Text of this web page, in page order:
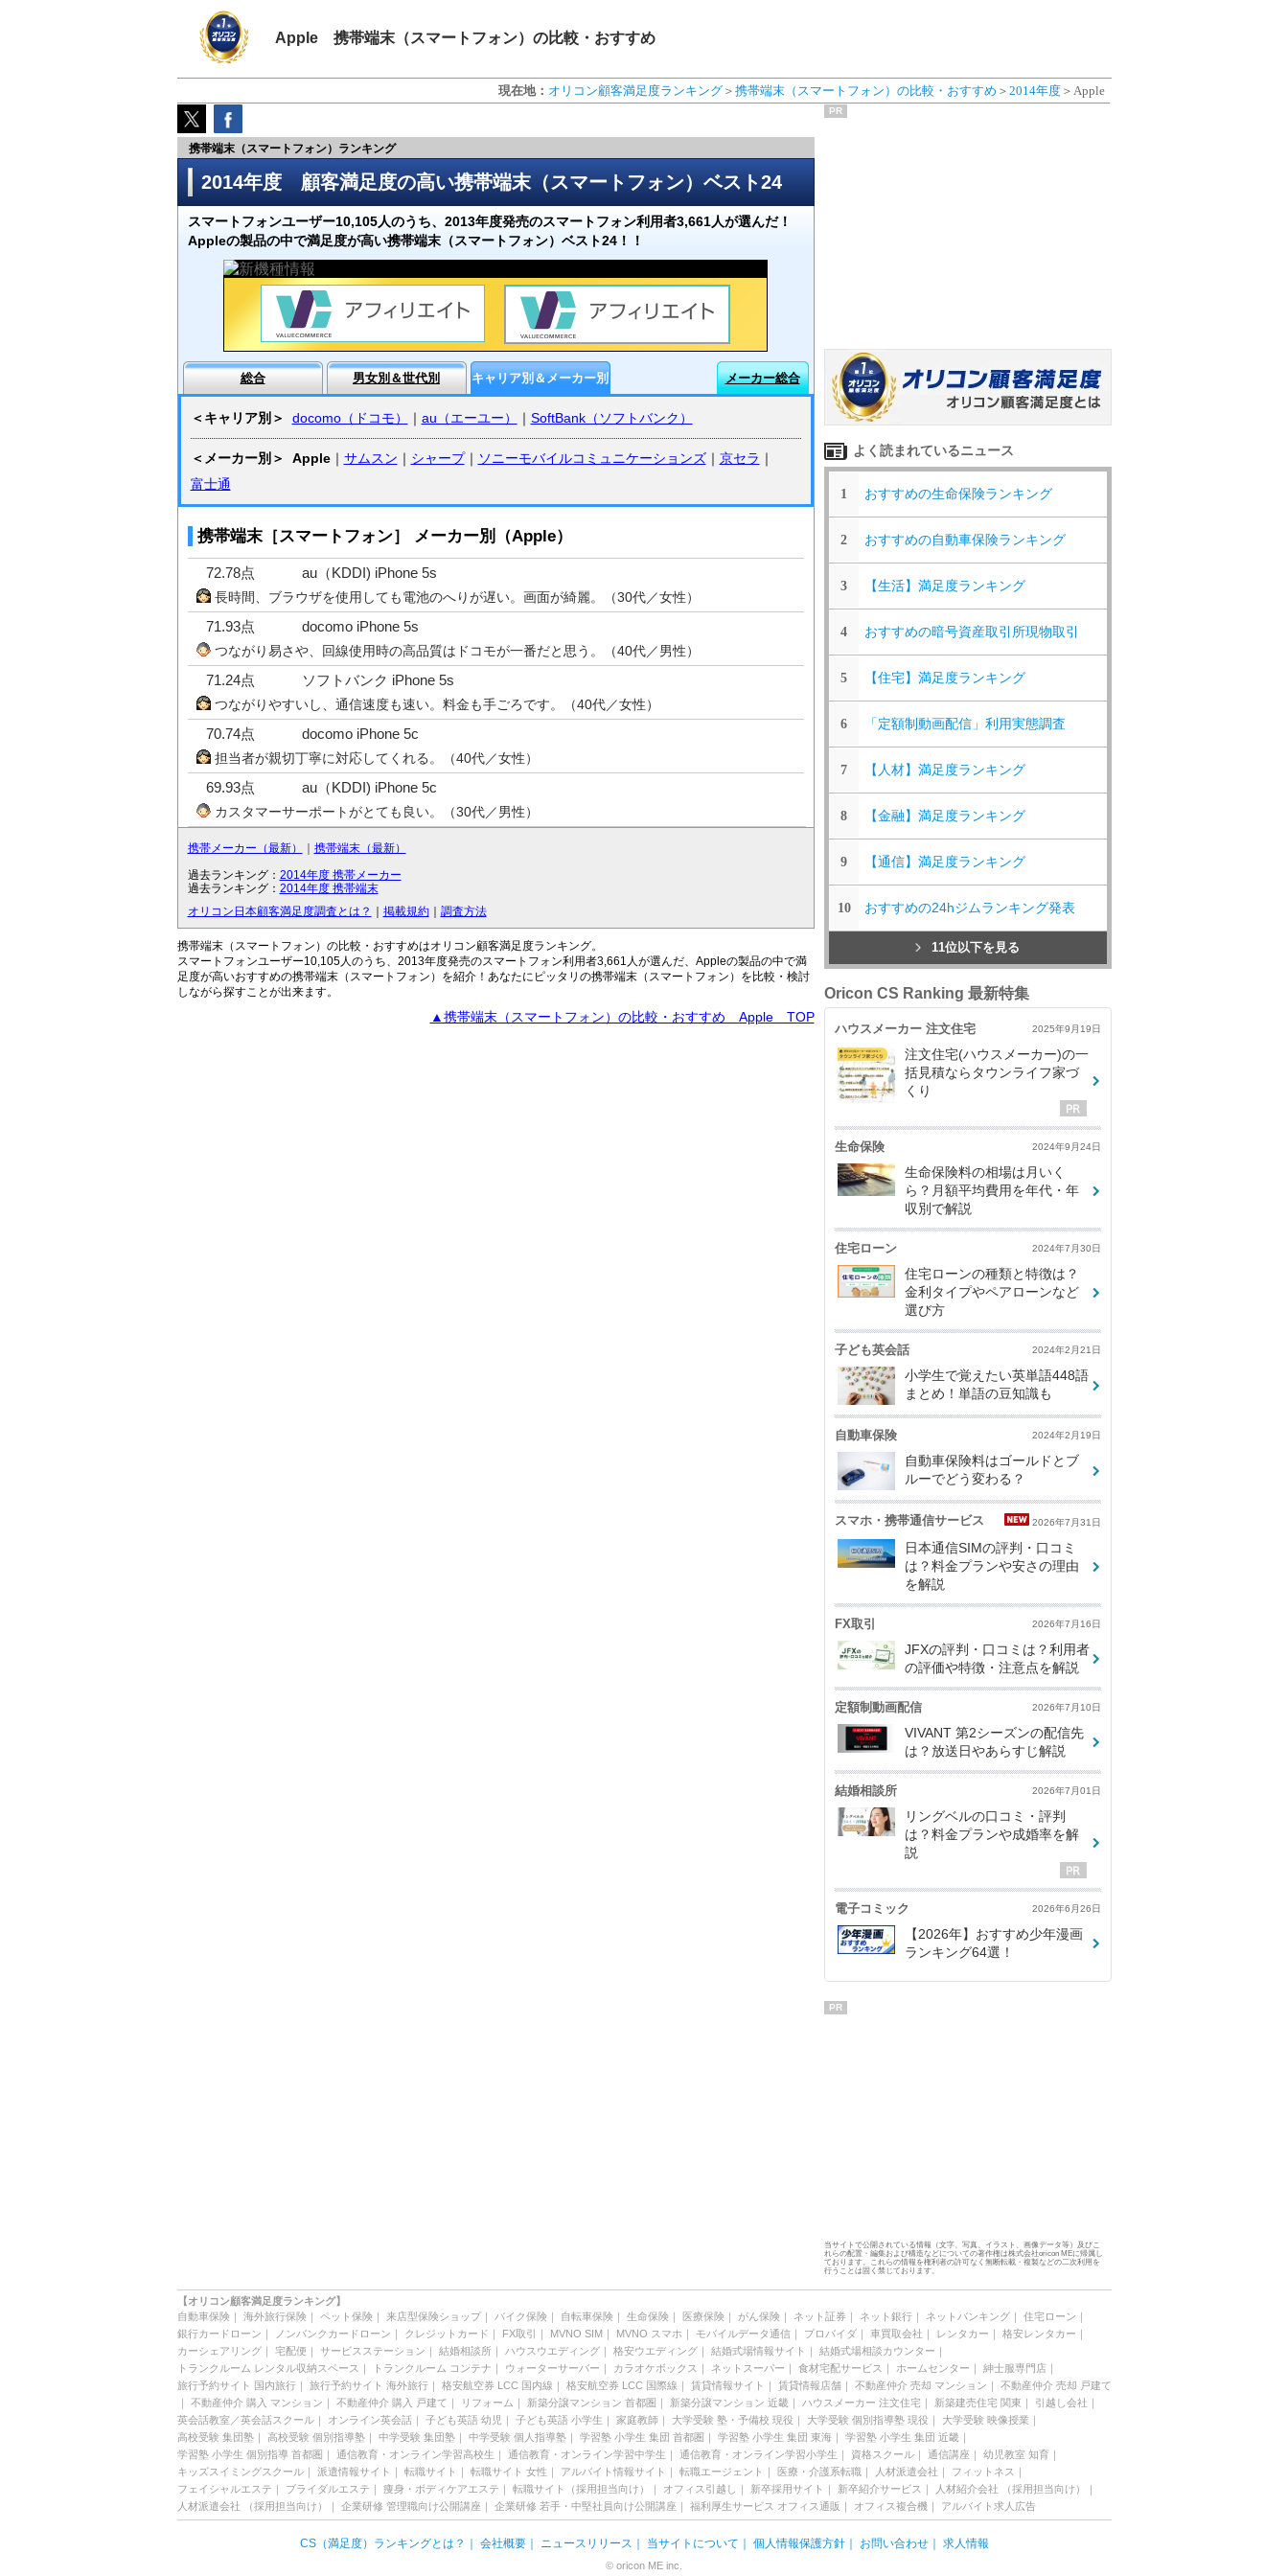
Apple 携帯端末（スマートフォン）の比較・おすすめ
現在地： オリコン顧客満足度ランキング＞ 携帯端末（スマートフォン）の比較・おすすめ ＞ 2014年度＞Apple
携帯端末（スマートフォン）ランキング
2014年度 顧客満足度の高い携帯端末（スマートフォン）ベスト24
スマートフォンユーザー10,105人のうち、2013年度発売のスマートフォン利用者3,661人が選んだ！
Appleの製品の中で満足度が高い携帯端末（スマートフォン）ベスト24！！
総合 男女別＆世代別 キャリア別＆メーカー別 メーカー総合
＜キャリア別＞ docomo（ドコモ） ｜ au（エーユー） ｜ SoftBank（ソフトバンク）
＜メーカー別＞ Apple｜ サムスン ｜ シャープ｜ ソニーモバイルコミュニケーションズ｜ 京セラ ｜
富士通
携帯端末［スマートフォン］ メーカー別（Apple）
72.78点 au（KDDI) iPhone 5s
長時間、ブラウザを使用しても電池のへりが遅い。画面が綺麗。（30代／女性）
71.93点 docomo iPhone 5s
つながり易さや、回線使用時の高品質はドコモが一番だと思う。（40代／男性）
71.24点 ソフトバンク iPhone 5s
つながりやすいし、通信速度も速い。料金も手ごろです。（40代／女性）
70.74点 docomo iPhone 5c
担当者が親切丁寧に対応してくれる。（40代／女性）
69.93点 au（KDDI) iPhone 5c
カスタマーサーポートがとても良い。（30代／男性）
携帯メーカー（最新）
携帯端末（最新）
過去ランキング： 2014年度 携帯メーカー
過去ランキング： 2014年度 携帯端末
オリコン日本顧客満足度調査とは？
掲載規約｜ 調査方法
携帯端末（スマートフォン）の比較・おすすめはオリコン顧客満足度ランキング。
スマートフォンユーザー10,105人のうち、2013年度発売のスマートフォン利用者3,661人が選んだ、Appleの製品の中で満
足度が高いおすすめの携帯端末（スマートフォン）を紹介！あなたにピッタリの携帯端末（スマートフォン）を比較・検討
しながら探すことが出来ます。
▲携帯端末（スマートフォン）の比較・おすすめ Apple TOP
PR
よく読まれているニュース
1 おすすめの生命保険ランキング
2 おすすめの自動車保険ランキング
3 【生活】満足度ランキング
4 おすすめの暗号資産取引所現物取引
5 【住宅】満足度ランキング
6 「定額制動画配信」利用実態調査
7 【人材】満足度ランキング
8 【金融】満足度ランキング
9 【通信】満足度ランキング
10 おすすめの24hジムランキング発表
11位以下を見る
Oricon CS Ranking 最新特集
ハウスメーカー 注文住宅 2025年9月19日
注文住宅(ハウスメーカー)の一
括見積ならタウンライフ家づ
くり
生命保険 2024年9月24日
生命保険料の相場は月いく
ら？月額平均費用を年代・年
収別で解説
住宅ローン 2024年7月30日
住宅ローンの種類と特徴は？
金利タイプやペアローンなど
選び方
子ども英会話 2024年2月21日
小学生で覚えたい英単語448語
まとめ！単語の豆知識も
自動車保険 2024年2月19日
自動車保険料はゴールドとブ
ルーでどう変わる？
スマホ・携帯通信サービス 2026年7月31日
日本通信SIMの評判・口コミ
は？料金プランや安さの理由
を解説
FX取引 2026年7月16日
JFXの評判・口コミは？利用者
の評価や特徴・注意点を解説
定額制動画配信 2026年7月10日
VIVANT 第2シーズンの配信先
は？放送日やあらすじ解説
結婚相談所 2026年7月01日
リングベルの口コミ・評判
は？料金プランや成婚率を解
説
電子コミック 2026年6月26日
【2026年】おすすめ少年漫画
ランキング64選！
PR
当サイトで公開されている情報（文字、写真、イラスト、画像データ等）及びこ
れらの配置・編集および構造などについての著作権は株式会社oricon MEに帰属し
ております。これらの情報を権利者の許可なく無断転載・複製などの二次利用を
行うことは固く禁じております。
【オリコン顧客満足度ランキング】
自動車保険｜ 海外旅行保険｜ ペット保険｜ 来店型保険ショップ｜ バイク保険｜ 自転車保険｜ 生命保険｜ 医療保険｜ がん保険｜ ネット証券 ｜ ネット銀行｜ ネットバンキング｜ 住宅ローン ｜
銀行カードローン ｜ ノンバンクカードローン ｜ クレジットカード ｜ FX取引 ｜ MVNO SIM｜ MVNO スマホ ｜ モバイルデータ通信｜ プロバイダ｜ 車買取会社 ｜ レンタカー ｜ 格安レンタカー ｜
カーシェアリング｜ 宅配便 ｜ サービスステーション ｜ 結婚相談所｜ ハウスウエディング｜ 格安ウエディング｜ 結婚式場情報サイト ｜ 結婚式場相談カウンター ｜
トランクルーム レンタル収納スペース ｜ トランクルーム コンテナ ｜ ウォーターサーバー ｜ カラオケボックス ｜ ネットスーパー ｜ 食材宅配サービス ｜ ホームセンター ｜ 紳士服専門店｜
旅行予約サイト 国内旅行｜ 旅行予約サイト 海外旅行｜ 格安航空券 LCC 国内線 ｜ 格安航空券 LCC 国際線 ｜ 賃貸情報サイト ｜ 賃貸情報店舗 ｜ 不動産仲介 売却 マンション ｜ 不動産仲介 売却 戸建て
｜ 不動産仲介 購入 マンション ｜ 不動産仲介 購入 戸建て ｜ リフォーム ｜ 新築分譲マンション 首都圏 ｜ 新築分譲マンション 近畿｜ ハウスメーカー 注文住宅｜ 新築建売住宅 関東 ｜ 引越し会社 ｜
英会話教室／英会話スクール｜ オンライン英会話 ｜ 子ども英語 幼児 ｜ 子ども英語 小学生 ｜ 家庭教師 ｜ 大学受験 塾・予備校 現役｜ 大学受験 個別指導塾 現役｜ 大学受験 映像授業 ｜
高校受験 集団塾｜ 高校受験 個別指導塾｜ 中学受験 集団塾｜ 中学受験 個人指導塾｜ 学習塾 小学生 集団 首都圏 ｜ 学習塾 小学生 集団 東海｜ 学習塾 小学生 集団 近畿｜
学習塾 小学生 個別指導 首都圏 ｜ 通信教育・オンライン学習高校生 ｜ 通信教育・オンライン学習中学生 ｜ 通信教育・オンライン学習小学生 ｜ 資格スクール｜ 通信講座 ｜ 幼児教室 知育 ｜
キッズスイミングスクール｜ 派遣情報サイト ｜ 転職サイト ｜ 転職サイト 女性 ｜ アルバイト情報サイト ｜ 転職エージェント ｜ 医療・介護系転職 ｜ 人材派遣会社 ｜ フィットネス ｜
フェイシャルエステ ｜ ブライダルエステ ｜ 痩身・ボディケアエステ ｜ 転職サイト（採用担当向け） ｜ オフィス引越し ｜ 新卒採用サイト ｜ 新卒紹介サービス ｜ 人材紹介会社 （採用担当向け）
｜
人材派遣会社 （採用担当向け）
｜ 企業研修 管理職向け公開講座 ｜ 企業研修 若手・中堅社員向け公開講座 ｜ 福利厚生サービス オフィス通販 ｜ オフィス複合機｜ アルバイト求人広告
CS（満足度）ランキングとは？ ｜ 会社概要｜ ニュースリリース ｜ 当サイトについて ｜ 個人情報保護方針｜ お問い合わせ｜ 求人情報
© oricon ME inc.